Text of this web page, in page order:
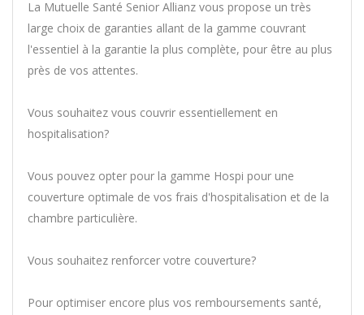
La Mutuelle Santé Senior Allianz vous propose un très
large choix de garanties allant de la gamme couvrant
l'essentiel à la garantie la plus complète, pour être au plus
près de vos attentes.
Vous souhaitez vous couvrir essentiellement en
hospitalisation?
Vous pouvez opter pour la gamme Hospi pour une
couverture optimale de vos frais d'hospitalisation et de la
chambre particulière.
Vous souhaitez renforcer votre couverture?
Pour optimiser encore plus vos remboursements santé,